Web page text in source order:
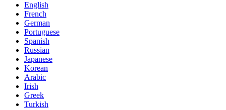
English
French
German
Portuguese
Spanish
Russian
Japanese
Korean
Arabic
Irish
Greek
Turkish